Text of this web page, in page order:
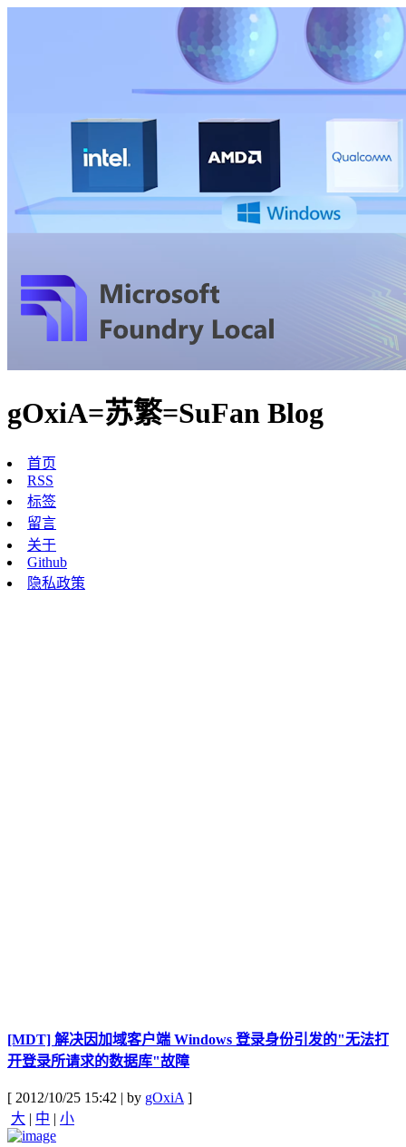
gOxiA=苏繁=SuFan Blog
首页
RSS
标签
留言
关于
Github
隐私政策
[MDT] 解决因加域客户端 Windows 登录身份引发的"无法打
开登录所请求的数据库"故障
[ 2012/10/25 15:42 | by gOxiA]
大 | 中 | 小